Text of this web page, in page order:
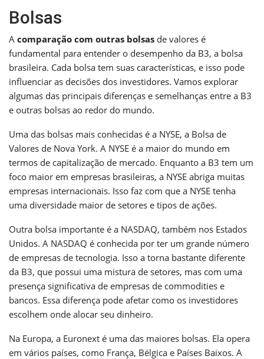
Bolsas
A comparação com outras bolsas de valores é
fundamental para entender o desempenho da B3, a bolsa
brasileira. Cada bolsa tem suas características, e isso pode
influenciar as decisões dos investidores. Vamos explorar
algumas das principais diferenças e semelhanças entre a B3
e outras bolsas ao redor do mundo.
Uma das bolsas mais conhecidas é a NYSE, a Bolsa de
Valores de Nova York. A NYSE é a maior do mundo em
termos de capitalização de mercado. Enquanto a B3 tem um
foco maior em empresas brasileiras, a NYSE abriga muitas
empresas internacionais. Isso faz com que a NYSE tenha
uma diversidade maior de setores e tipos de ações.
Outra bolsa importante é a NASDAQ, também nos Estados
Unidos. A NASDAQ é conhecida por ter um grande número
de empresas de tecnologia. Isso a torna bastante diferente
da B3, que possui uma mistura de setores, mas com uma
presença significativa de empresas de commodities e
bancos. Essa diferença pode afetar como os investidores
escolhem onde alocar seu dinheiro.
Na Europa, a Euronext é uma das maiores bolsas. Ela opera
em vários países, como França, Bélgica e Países Baixos. A